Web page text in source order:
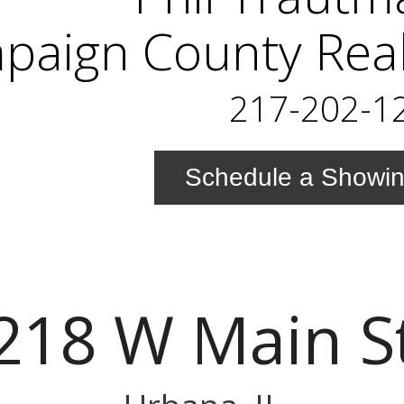
County
217-202-
Schedule a
W Main